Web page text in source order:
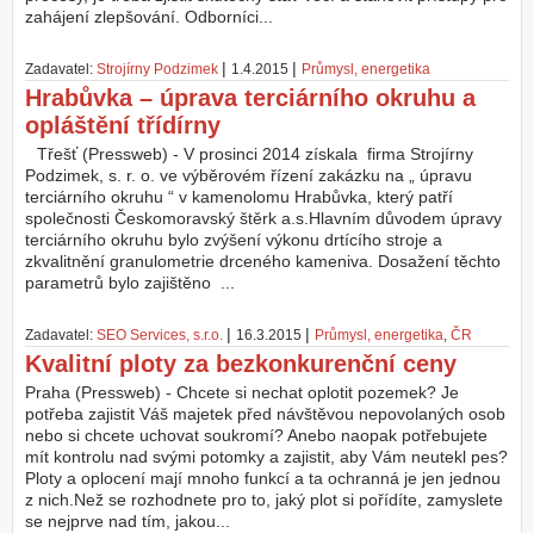
zahájení zlepšování. Odborníci...
Zadavatel: Strojírny Podzimek | 1.4.2015 | Průmysl, energetika
Hrabůvka – úprava terciárního okruhu a
opláštění třídírny
Třešť (Pressweb) - V prosinci 2014 získala firma Strojírny
Podzimek, s. r. o. ve výběrovém řízení zakázku na „ úpravu
terciárního okruhu “ v kamenolomu Hrabůvka, který patří
společnosti Českomoravský štěrk a.s.Hlavním důvodem úpravy
terciárního okruhu bylo zvýšení výkonu drtícího stroje a
zkvalitnění granulometrie drceného kameniva. Dosažení těchto
parametrů bylo zajištěno ...
Zadavatel: SEO Services, s.r.o. | 16.3.2015 | Průmysl, energetika, ČR
Kvalitní ploty za bezkonkurenční ceny
Praha (Pressweb) - Chcete si nechat oplotit pozemek? Je
potřeba zajistit Váš majetek před návštěvou nepovolaných osob
nebo si chcete uchovat soukromí? Anebo naopak potřebujete
mít kontrolu nad svými potomky a zajistit, aby Vám neutekl pes?
Ploty a oplocení mají mnoho funkcí a ta ochranná je jen jednou
z nich.Než se rozhodnete pro to, jaký plot si pořídíte, zamyslete
se nejprve nad tím, jakou...